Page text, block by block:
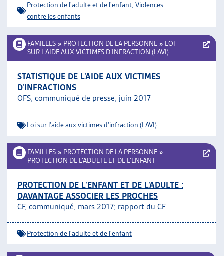
Protection de l'adulte et de l'enfant Violences
contre les enfants
FAMILLES » PROTECTION DE LA PERSONNE » LOI
SUR L’AIDE AUX VICTIMES D’INFRACTION (LAVI)
STATISTIQUE DE L’AIDE AUX VICTIMES
D’INFRACTIONS
OFS, communiqué de presse, juin 2017
Loi sur l'aide aux victimes d'infraction (LAVI)
FAMILLES » PROTECTION DE LA PERSONNE »
PROTECTION DE L’ADULTE ET DE L’ENFANT
PROTECTION DE L’ENFANT ET DE L’ADULTE :
DAVANTAGE ASSOCIER LES PROCHES
CF, communiqué, mars 2017; rapport du CF
Protection de l'adulte et de l'enfant